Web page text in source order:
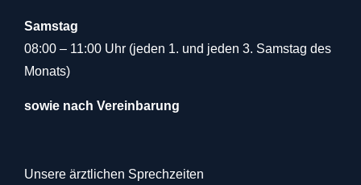
Samstag
08:00 – 11:00 Uhr (jeden 1. und jeden 3. Samstag des
Monats)
sowie nach Vereinbarung
Unsere ärztlichen Sprechzeiten